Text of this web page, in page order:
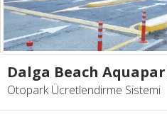
Dalga Beach
Otopark Ücretlendirme Sistemi